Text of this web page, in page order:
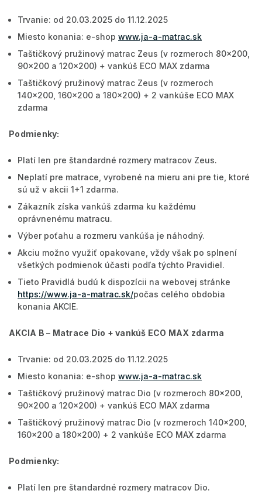
Trvanie: od 20.03.2025 do 11.12.2025
Miesto konania: e-shop www.ja-a-matrac.sk
Taštičkový pružinový matrac Zeus (v rozmeroch 80x200,
90x200 a 120x200) + vankúš ECO MAX zdarma
Taštičkový pružinový matrac Zeus (v rozmeroch
140x200, 160x200 a 180x200) + 2 vankúše ECO MAX
zdarma
Podmienky:
Platí len pre štandardné rozmery matracov Zeus.
Neplatí pre matrace, vyrobené na mieru ani pre tie, ktoré
sú už v akcii 1+1 zdarma.
Zákazník získa vankúš zdarma ku každému
oprávnenému matracu.
Výber poťahu a rozmeru vankúša je náhodný.
Akciu možno využiť opakovane, vždy však po splnení
všetkých podmienok účasti podľa týchto Pravidiel.
Tieto Pravidlá budú k dispozícii na webovej stránke
https://www.ja-a-matrac.sk/počas celého obdobia
konania AKCIE.
AKCIA B – Matrace Dio + vankúš ECO MAX zdarma
Trvanie: od 20.03.2025 do 11.12.2025
Miesto konania: e-shop www.ja-a-matrac.sk
Taštičkový pružinový matrac Dio (v rozmeroch 80x200,
90x200 a 120x200) + vankúš ECO MAX zdarma
Taštičkový pružinový matrac Dio (v rozmeroch 140x200,
160x200 a 180x200) + 2 vankúše ECO MAX zdarma
Podmienky:
Platí len pre štandardné rozmery matracov Dio.